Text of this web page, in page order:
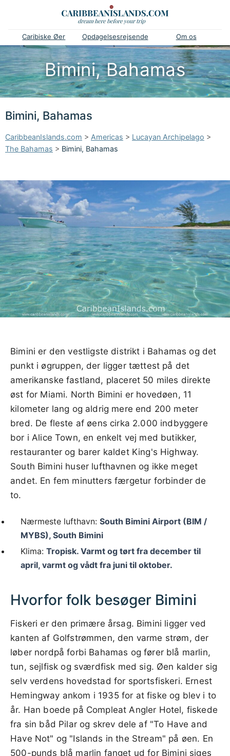
Caribiske Øer Opdagelsesrejsende Om os
Bimini, Bahamas
Bimini, Bahamas
CaribbeanIslands.com > Americas > Lucayan Archipelago >
The Bahamas > Bimini, Bahamas
Bimini er den vestligste distrikt i Bahamas og det
punkt i øgruppen, der ligger tættest på det
amerikanske fastland, placeret 50 miles direkte
øst for Miami. North Bimini er hovedøen, 11
kilometer lang og aldrig mere end 200 meter
bred. De fleste af øens cirka 2.000 indbyggere
bor i Alice Town, en enkelt vej med butikker,
restauranter og barer kaldet King's Highway.
South Bimini huser lufthavnen og ikke meget
andet. En fem minutters færgetur forbinder de
to.
Nærmeste lufthavn: South Bimini Airport (BIM /
MYBS), South Bimini
Klima: Tropisk. Varmt og tørt fra december til
april, varmt og vådt fra juni til oktober.
Hvorfor folk besøger Bimini
Fiskeri er den primære årsag. Bimini ligger ved
kanten af Golfstrømmen, den varme strøm, der
løber nordpå forbi Bahamas og fører blå marlin,
tun, sejlfisk og sværdfisk med sig. Øen kalder sig
selv verdens hovedstad for sportsfiskeri. Ernest
Hemingway ankom i 1935 for at fiske og blev i to
år. Han boede på Compleat Angler Hotel, fiskede
fra sin båd Pilar og skrev dele af "To Have and
Have Not" og "Islands in the Stream" på øen. En
500-punds blå marlin fanget ud for Bimini siges